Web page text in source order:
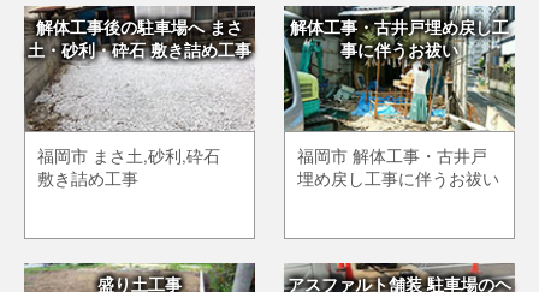
解体工事後の駐車場へ まさ
土・砂利・砕石 敷き詰め工事
福岡市 まさ土,砂利,砕石
敷き詰め工事
解体工事・古井戸埋め戻し工
事に伴うお祓い
福岡市 解体工事・古井戸
埋め戻し工事に伴うお祓い
盛り土工事
アスファルト舗装 駐車場のヘ